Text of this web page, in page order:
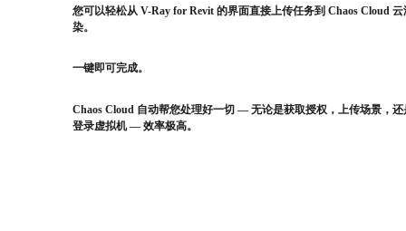
您可以轻松从 V-Ray for Revit 的界面直接上传任务到 Chaos Cloud 云
染。
一键即可完成。
Chaos Cloud 自动帮您处理好一切 — 无论是获取授权，上传场景，还
登录虚拟机 — 效率极高。